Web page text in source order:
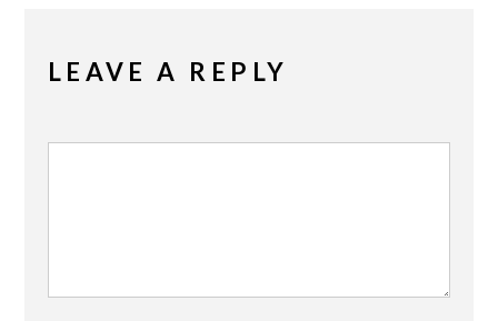
LEAVE A REPLY